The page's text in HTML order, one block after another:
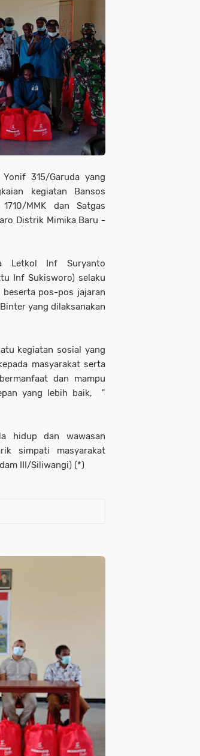
315/Garuda yang
kegiatan Bansos
MMK dan Satgas
Distrik Mimika Baru -
Letkol Inf Suryanto
Inf Sukisworo) selaku
beserta pos-pos jajaran
yang dilaksanakan
kegiatan sosial yang
masyarakat serta
dan mampu
yang lebih baik, "
hidup dan wawasan
simpati masyarakat
III/Siliwangi) (*)